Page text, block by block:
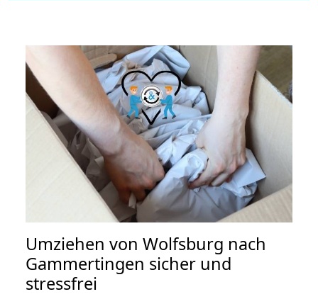
Umziehen von Wolfsburg nach
Gammertingen sicher und
stressfrei